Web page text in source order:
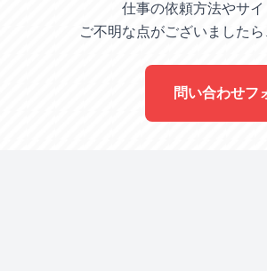
仕事の依頼方法やサ
ご不明な点がございました
問い合わせフ